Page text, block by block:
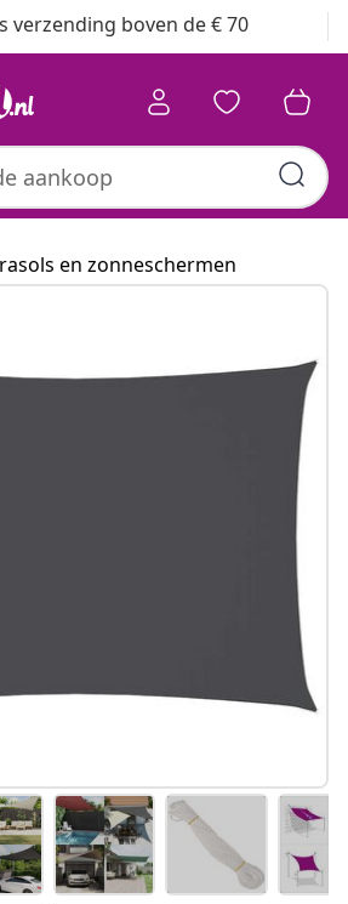
verzending boven de € 70
en zonneschermen